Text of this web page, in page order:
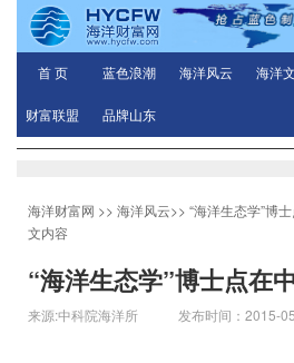
首 页 蓝色浪潮 海洋风云 海洋
财富联盟 品牌山东
海洋财富网 >> 海洋风云>> “海洋生态学”博
文内容
“海洋生态学”博士点在
来源:中科院海洋所 发布时间：2015-